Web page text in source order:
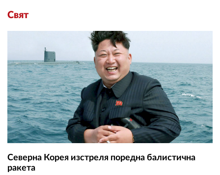
Свят
Северна Корея изстреля поредна балистична
ракета